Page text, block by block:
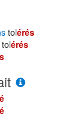
tolérés
tolérés